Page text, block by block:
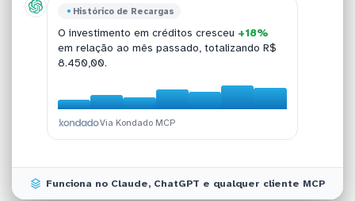
Chamadas de Voz
As ligações realizadas geraram uma despesa
de R$ 1.247,50considerando todas as
chamadas conectadas.
Via Kondado MCP
Histórico de Recargas
O investimento em créditos cresceu +18%
em relação ao mês passado, totalizando R$
8.450,00.
Via Kondado MCP
api4com
As chamadas para o prefixo 11-SP
acumularam4.320 minutos, representando
o maior volume.
Via Kondado MCP
Chamadas de Voz
O tempo médio de conversação foi de3
minutos e 42 segundospor ligação
completada.
Via Kondado MCP
Funciona no Claude, ChatGPT e qualquer cliente MCP